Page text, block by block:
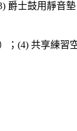
爵士鼓用靜音
(4) 共享練習